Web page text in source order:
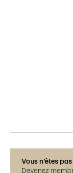
Vous n’êtes
Devenez